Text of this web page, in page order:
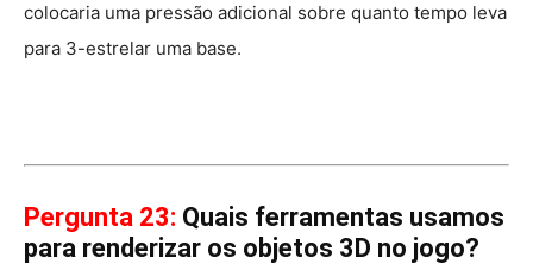
colocaria uma pressão adicional sobre quanto tempo leva
para 3-estrelar uma base.
Pergunta 23: Quais ferramentas usamos
para renderizar os objetos 3D no jogo?